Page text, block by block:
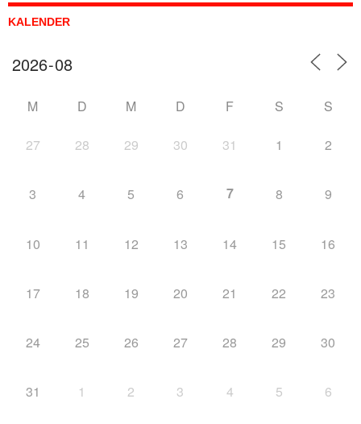
KALENDER
M D M D F S S
27 28 29 30 31 1 2
3 4 5 6 7 8 9
10 11 12 13 14 15 16
17 18 19 20 21 22 23
24 25 26 27 28 29 30
31 1 2 3 4 5 6